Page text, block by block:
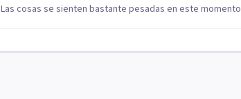
Las cosas se sienten bastante pesadas en este momento